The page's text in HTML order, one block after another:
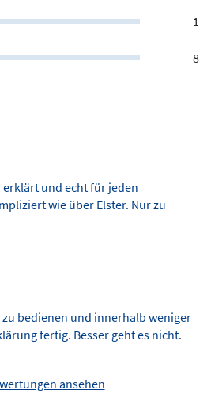
1
8
erklärt und echt für jeden
wie über Elster. Nur zu
bedienen und innerhalb weniger
fertig. Besser geht es nicht.
ansehen